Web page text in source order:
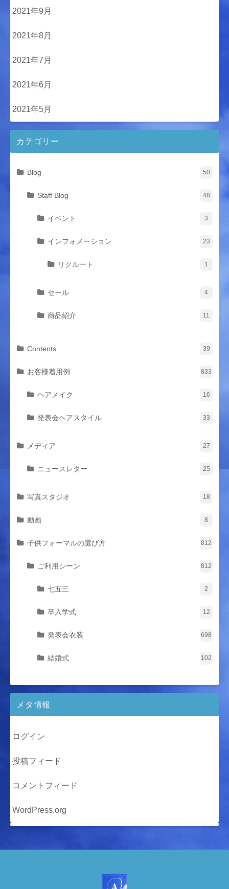
2021年9月
2021年8月
2021年7月
2021年6月
2021年5月
カテゴリー
Blog 50
Staff Blog 48
イベント 3
インフォメーション 23
リクルート 1
セール 4
商品紹介 11
Contents 39
お客様着用例 833
ヘアメイク 16
発表会ヘアスタイル 33
メディア 27
ニュースレター 25
写真スタジオ 18
動画 8
子供フォーマルの選び方 812
ご利用シーン 812
七五三 2
卒入学式 12
発表会衣装 698
結婚式 102
メタ情報
ログイン
投稿フィード
コメントフィード
WordPress.org